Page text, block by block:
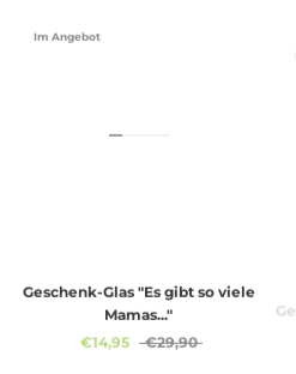
Im Angebot
Geschenk-Glas "Es gibt so viele
Mamas..."
€14,95
€29,90